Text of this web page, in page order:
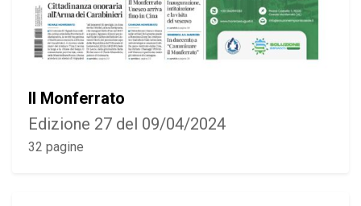
Il Monferrato
Edizione 27 del 09/04/2024
32 pagine